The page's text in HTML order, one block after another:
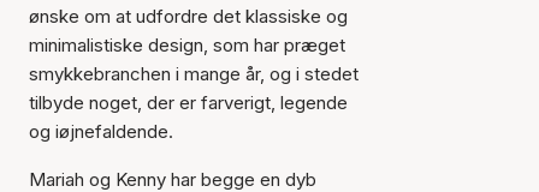
ønske om at udfordre det klassiske og
minimalistiske design, som har præget
smykkebranchen i mange år, og i stedet
tilbyde noget, der er farverigt, legende
og iøjnefaldende.
Mariah og Kenny har begge en dyb